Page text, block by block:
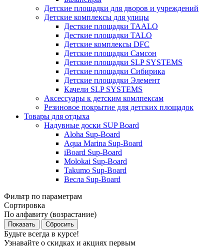
Детские площадки для дворов и учреждений
Детские комплексы для улицы
Десткие площадки TAALO
Десткие площадки TALO
Детские комплексы DFC
Детские площадки Самсон
Детские площадки SLP SYSTEMS
Детские площадки Сибирика
Детские площадки Элемент
Качели SLP SYSTEMS
Аксессуары к детским комлпексам
Резиновое покрытие для детских площадок
Товары для отдыха
Надувные доски SUP Board
Aloha Sup-Board
Aqua Marina Sup-Board
iBoard Sup-Board
Molokai Sup-Board
Takumo Sup-Board
Весла Sup-Board
Фильтр по параметрам
Сортировка
По алфавиту (возрастание)
Сбросить
Будьте всегда в курсе!
Узнавайте о скидках и акциях первым